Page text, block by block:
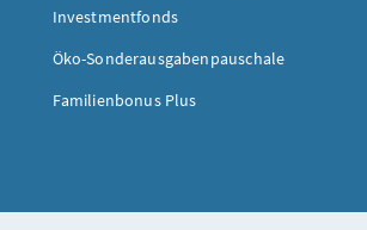
Investmentfonds
Öko-Sonderausgabenpauschale
Familienbonus Plus